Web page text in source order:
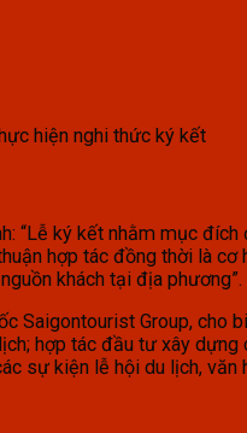
hiện nghi thức ký kết
“Lễ ký kết nhằm mục
hợp tác đồng thời là
khách tại địa phương”.
Saigontourist Group,
hợp tác đầu tư xây
sự kiện lễ hội du lịch,